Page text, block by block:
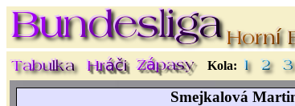
Kola:
Smejkalová